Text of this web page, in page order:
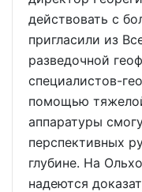
действовать с
пригласили из
разведочной
специалистов-
помощью
аппаратуры
перспективных
глубине. На
надеются